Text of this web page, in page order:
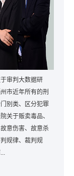
审判大数据研
市近年所有的刑
别类、区分犯罪
关于贩卖毒品、
意伤害、故意杀
规律、裁判规